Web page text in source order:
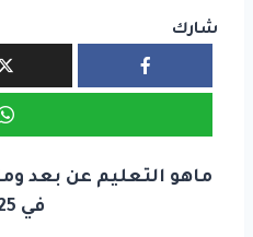
شارك
ماهو التعليم عن بعد
في 2025